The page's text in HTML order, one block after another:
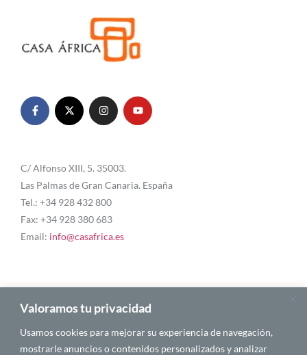
Valoramos tu privacidad
Usamos cookies para mejorar su experiencia de navegación,
mostrarle anuncios o contenidos personalizados y analizar
C/ Alfonso XIII, 5. 35003.
Las Palmas de Gran Canaria. España
Tel.: +34 928 432 800
Fax: +34 928 380 683
Email: info@casafrica.es
Blog
Quiénes somos